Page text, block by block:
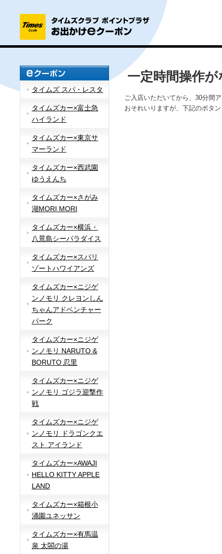
タイムズ スパ・レスタ
タイムズカー×富士急
ハイランド
タイムズカー×東京サ
マーランド
タイムズカー×西武園
ゆうえんち
タイムズカー×さがみ
湖MORI MORI
タイムズカー×横浜・
八景島シーパラダイス
タイムズカー×スパリ
ゾートハワイアンズ
タイムズカー×ニジゲ
ンノモリ クレヨンしん
ちゃんアドベンチャー
パーク
タイムズカー×ニジゲ
ンノモリ NARUTO &
BORUTO 忍里
タイムズカー×ニジゲ
ンノモリ ゴジラ迎撃作
戦
タイムズカー×ニジゲ
ンノモリ ドラゴンクエ
スト アイランド
タイムズカー×AWAJI
HELLO KITTY APPLE
LAND
タイムズカー×箱根小
涌園ユネッサン
タイムズカー×有馬温
泉 太閤の湯
一定時間操作
ご入店いただいてから、30分間
おそれいりますが、下記のボタ